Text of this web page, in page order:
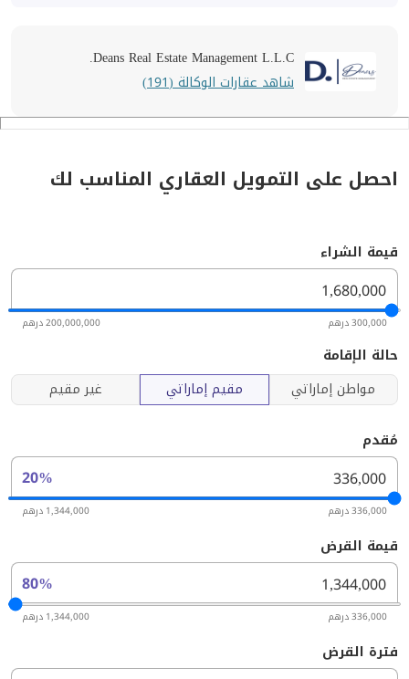
Deans Real Estate Management L.L.C.
شاهد عقارات الوكالة (191)
احصل على التمويل العقاري المناسب لك
قيمة الشراء
300,000 درهم 200,000,000 درهم
حالة الإقامة
مواطن إماراتي
مقيم إماراتي غير مقيم
مُقدم
20%
336,000 درهم 1,344,000 درهم
قيمة القرض
80%
336,000 درهم 1,344,000 درهم
فترة القرض